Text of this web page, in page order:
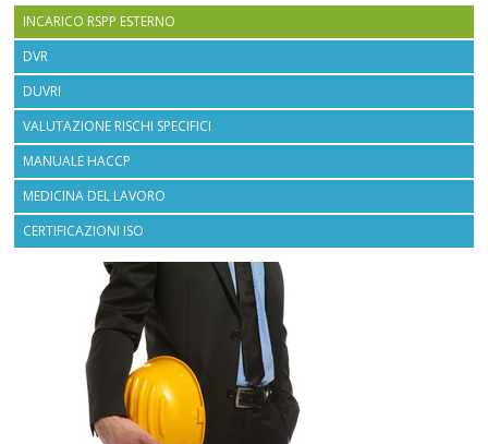
INCARICO RSPP ESTERNO
DVR
DUVRI
VALUTAZIONE RISCHI SPECIFICI
MANUALE HACCP
MEDICINA DEL LAVORO
CERTIFICAZIONI ISO